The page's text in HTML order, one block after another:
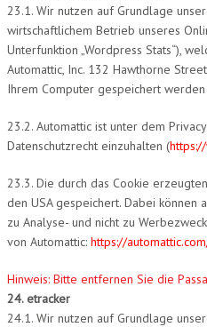
23.1. Wir nutzen auf Grundlage
wirtschaftlichem Betrieb unseres
Unterfunktion „Wordpress Stats“),
Automattic, Inc. 132 Hawthorne
Ihrem Computer gespeichert
23.2. Automattic ist unter dem
Datenschutzrecht einzuhalten (
23.3. Die durch das Cookie
den USA gespeichert. Dabei
zu Analyse- und nicht zu
von Automattic: https://
Hinweis: Bitte entfernen Sie die
24. etracker
24.1. Wir nutzen auf Grundlage